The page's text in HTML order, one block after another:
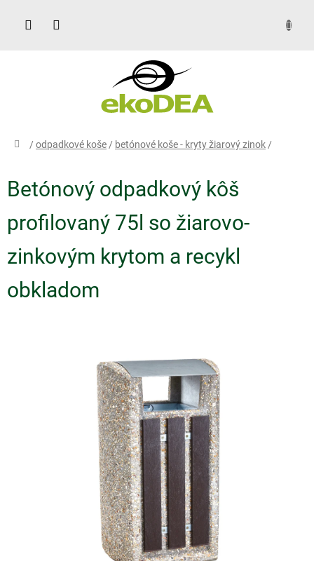
obsah
DOPYT
domov
/ odpadkové koše / betónové koše - kryty žiarový zinok /
Betónový odpadkový kôš
profilovaný 75l so žiarovo-
zinkovým krytom a recykl
obkladom